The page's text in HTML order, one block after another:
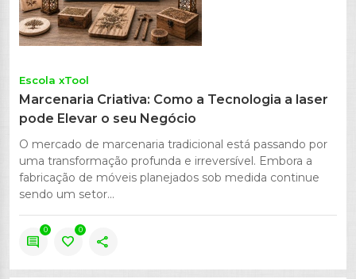
Escola xTool
Marcenaria Criativa: Como a Tecnologia a laser
pode Elevar o seu Negócio
O mercado de marcenaria tradicional está passando por
uma transformação profunda e irreversível. Embora a
fabricação de móveis planejados sob medida continue
sendo um setor...
comment
0
favorite
0
share